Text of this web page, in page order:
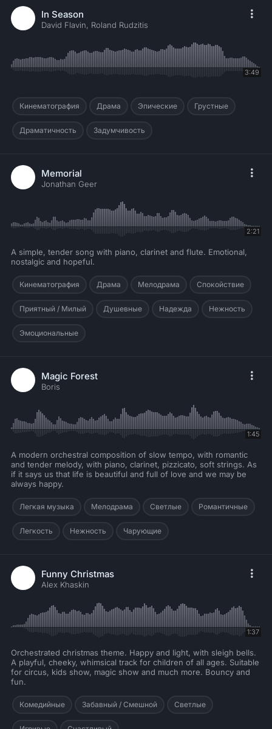
In Season
David Flavin, Roland Rudzitis
3:49
Кинематография Драма Эпические Грустные
Драматичность Задумчивость
Memorial
Jonathan Geer
2:21
A simple, tender song with piano, clarinet and flute. Emotional,
nostalgic and hopeful.
Кинематография Драма Мелодрама Спокойствие
Приятный / Милый Душевные Надежда Нежность
Эмоциональные
Magic Forest
Boris
1:45
A modern orchestral composition of slow tempo, with romantic
and tender melody, with piano, clarinet, pizzicato, soft strings. As
if it says us that life is beautiful and full of love and we may be
always happy.
Легкая музыка Мелодрама Светлые Романтичные
Легкость Нежность Чарующие
Funny Christmas
Alex Khaskin
1:37
Orchestrated christmas theme. Happy and light, with sleigh bells.
A playful, cheeky, whimsical track for children of all ages. Suitable
for circus, kids show, magic show and much more. Bouncy and
fun.
Комедийные Забавный / Смешной Светлые